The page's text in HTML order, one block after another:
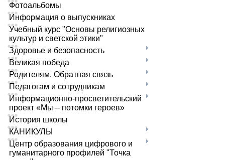
Фотоальбомы
Информация о выпускниках
Учебный курс "Основы религиозных
культур и светской этики"
Здоровье и безопасность
Великая победа
Родителям. Обратная связь
Педагогам и сотрудникам
Информационно-просветительский
проект «Мы – потомки героев»
История школы
КАНИКУЛЫ
Центр образования цифрового и
гуманитарного профилей "Точка